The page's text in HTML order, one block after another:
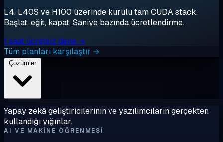
L4, L40S ve H100 üzerinde kurulu tam CUDA stack.
Başlat, eğit, kapat. Saniye bazında ücretlendirme.
1 saat ücretsiz dene →
Tüm planları karşılaştır →
Çözümler
Yapay zekâ geliştiricilerinin ve yazılımcıların gerçekten
kullandığı yığınlar.
AI VE MAKINE ÖĞRENMESI